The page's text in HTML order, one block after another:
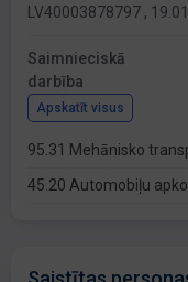
LV40003878797 ,
Saimnieciskā
darbība
Apskatīt visus
95.31 Mehānisko
45.20 Automobiļu